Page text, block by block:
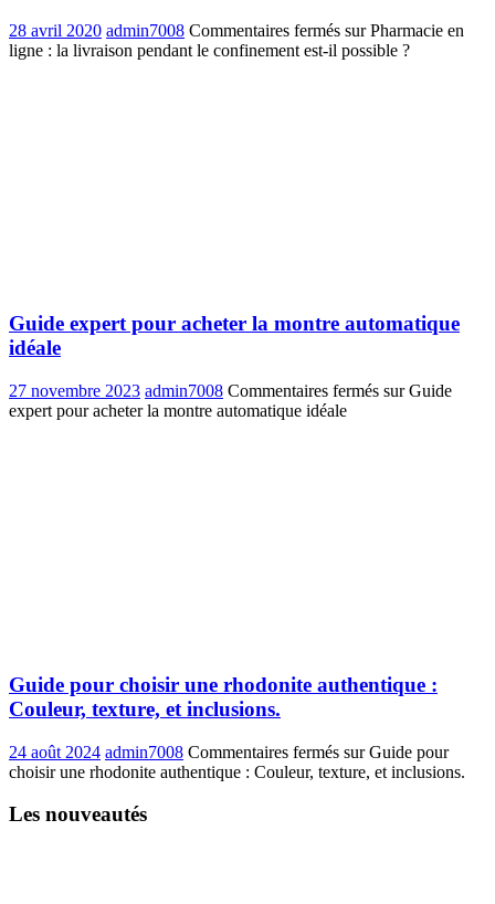
28 avril 2020 admin7008 Commentaires fermés sur Pharmacie en
ligne : la livraison pendant le confinement est-il possible ?
Guide expert pour acheter la montre automatique
idéale
27 novembre 2023 admin7008 Commentaires fermés sur Guide
expert pour acheter la montre automatique idéale
Guide pour choisir une rhodonite authentique :
Couleur, texture, et inclusions.
24 août 2024 admin7008 Commentaires fermés sur Guide pour
choisir une rhodonite authentique : Couleur, texture, et inclusions.
Les nouveautés